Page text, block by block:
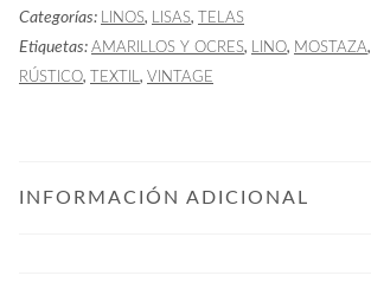
Mostaza
cantidad
Categorías: LINOS, LISAS, TELAS
Etiquetas: AMARILLOS Y OCRES, LINO, MOSTAZA,
RÚSTICO, TEXTIL , VINTAGE
INFORMACIÓN ADICIONAL